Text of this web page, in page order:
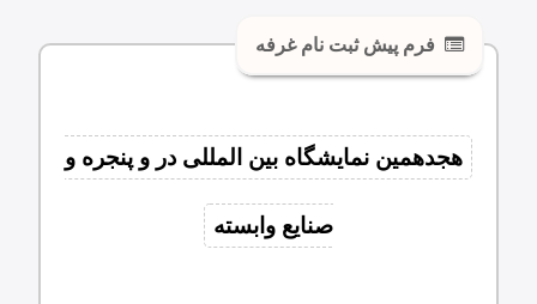
فرم پیش ثبت نام غرفه
هجدهمین نمایشگاه بین المللی در و پنجره و
صنایع وابسته